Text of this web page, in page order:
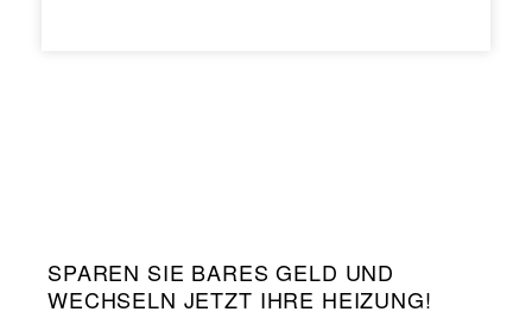
SPAREN SIE BARES GELD UND
WECHSELN JETZT IHRE HEIZUNG!